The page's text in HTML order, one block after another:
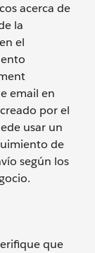
acerca de
la
el
email en
por el
usar un
de
según los
que